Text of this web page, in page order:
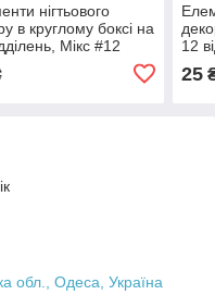
нігтьового
в круглому боксі на
Мікс #12
12
25
обл., Одеса, Україна